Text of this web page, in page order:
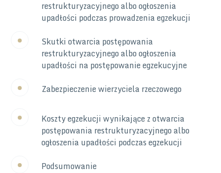
restrukturyzacyjnego albo ogłoszenia
upadłości podczas prowadzenia egzekucji
Skutki otwarcia postępowania
restrukturyzacyjnego albo ogłoszenia
upadłości na postępowanie egzekucyjne
Zabezpieczenie wierzyciela rzeczowego
Koszty egzekucji wynikające z otwarcia
postępowania restrukturyzacyjnego albo
ogłoszenia upadłości podczas egzekucji
Podsumowanie